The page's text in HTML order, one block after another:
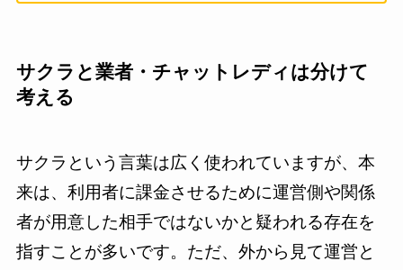
サクラと業者・チャットレディは分けて
考える
サクラという言葉は広く使われていますが、本
来は、利用者に課金させるために運営側や関係
者が用意した相手ではないかと疑われる存在を
指すことが多いです。ただ、外から見て運営と